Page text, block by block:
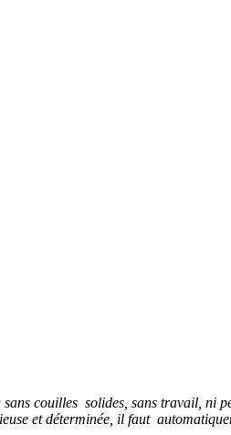
couilles solides, sans travail, ni
et déterminée, il faut